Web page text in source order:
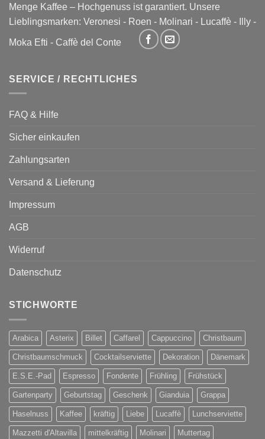
Menge Kaffee – Hochgenuss ist garantiert. Unsere
Lieblingsmarken: Veronesi - Roen - Molinari - Lucaffè - Illy -
Moka Efti - Caffè del Conte
SERVICE / RECHTLICHES
FAQ & Hilfe
Sicher einkaufen
Zahlungsarten
Versand & Lieferung
Impressum
AGB
Widerruf
Datenschutz
STICHWORTE
Arabica Asterix Billet Caffarel Cappuccino Christbaum
Christbaumschmuck Cocktailserviette Dekoration Dänemark
E.S.E.-Pad Espresso Fondente Frühling Frühstück
Gartenparty Geburtstag Geschenk Gianduia Grappa
Haselnuss Kaffee kräftig Liebe Lucaffè Lunchserviette
Mazzetti d'Altavilla mittelkräftig Molinari Muttertag